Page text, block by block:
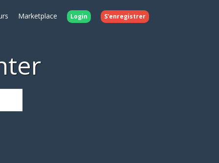
Marketplace Login S'enregistrer